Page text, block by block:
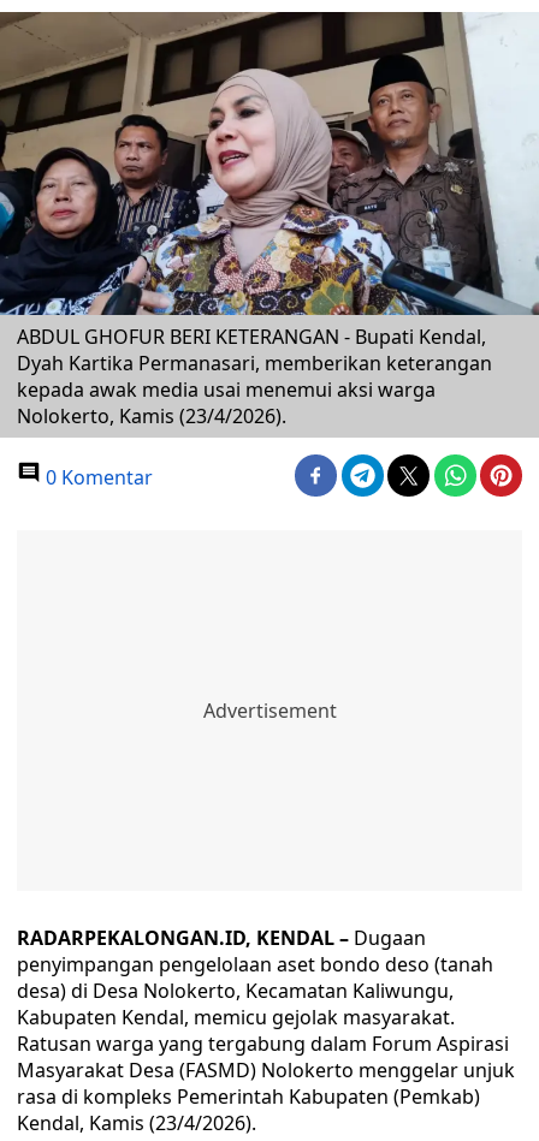
ABDUL GHOFUR BERI KETERANGAN - Bupati Kendal,
Dyah Kartika Permanasari, memberikan keterangan
kepada awak media usai menemui aksi warga
Nolokerto, Kamis (23/4/2026).
0 Komentar
RADARPEKALONGAN.ID, KENDAL – Dugaan
penyimpangan pengelolaan aset bondo deso (tanah
desa) di Desa Nolokerto, Kecamatan Kaliwungu,
Kabupaten Kendal, memicu gejolak masyarakat.
Ratusan warga yang tergabung dalam Forum Aspirasi
Masyarakat Desa (FASMD) Nolokerto menggelar unjuk
rasa di kompleks Pemerintah Kabupaten (Pemkab)
Kendal, Kamis (23/4/2026).